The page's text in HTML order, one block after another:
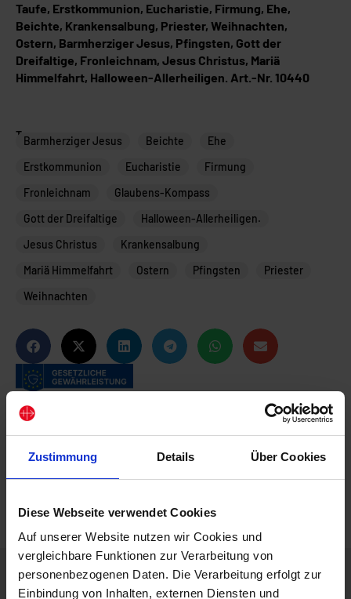
Zustimmung Details Über Cookies
Diese Webseite verwendet Cookies
Auf unserer Website nutzen wir Cookies und
vergleichbare Funktionen zur Verarbeitung von
personenbezogenen Daten. Die Verarbeitung erfolgt zur
Einbindung von Inhalten, externen Diensten und
Taufe, Erstkommunion, Eucharistie, Firmung, Ehe,
Beichte, Krankensalbung, Priester, Weihnachten,
Ostern, Barmherziger Jesus, Pfingsten, Gott der
Dreifaltige, Fronleichnam, Jesus Christus, Mariä
Himmelfahrt, Halloween-Allerheiligen. Art.-Nr. 10440
TagsBarmherziger Jesus Beichte
Ehe
Erstkommunion
Eucharistie
Firmung
Fronleichnam
Glaubens-Kompass
Gott der Dreifaltige
Halloween-Allerheiligen.
Jesus Christus
Krankensalbung
Mariä Himmelfahrt
Ostern Pfingsten
Priester
Weihnachten
Beschreibung